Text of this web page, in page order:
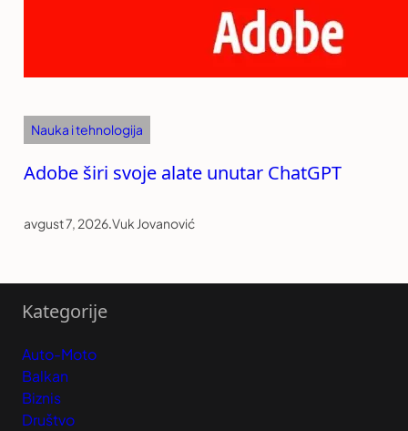
Nauka i tehnologija
Adobe širi svoje alate unutar ChatGPT
avgust 7, 2026.Vuk Jovanović
Kategorije
Auto-Moto
Balkan
Biznis
Društvo